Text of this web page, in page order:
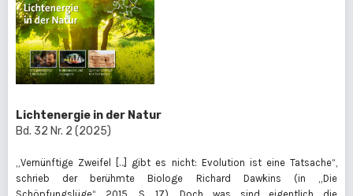
Lichtenergie in der Natur
Bd. 32 Nr. 2 (2025)
„Vernünftige Zweifel […] gibt es nicht: Evolution ist eine Tatsache“,
schrieb der berühmte Biologe Richard Dawkins (in „Die